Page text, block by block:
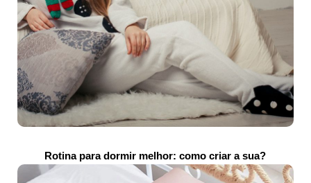
Rotina para dormir melhor: como criar a sua?